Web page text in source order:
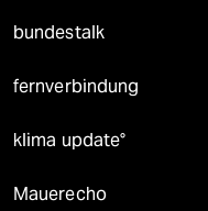
bundestalk
fernverbindung
klima update°
Mauerecho